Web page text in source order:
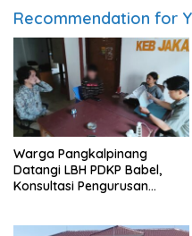
Recommendation for
Warga Pangkalpinang
Datangi LBH PDKP Babel,
Konsultasi Pengurusan